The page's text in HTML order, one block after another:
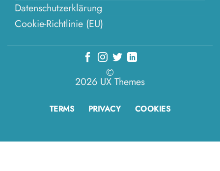
Datenschutzerklärung
Cookie-Richtlinie (EU)
©
2026 UX Themes
TERMS PRIVACY COOKIES